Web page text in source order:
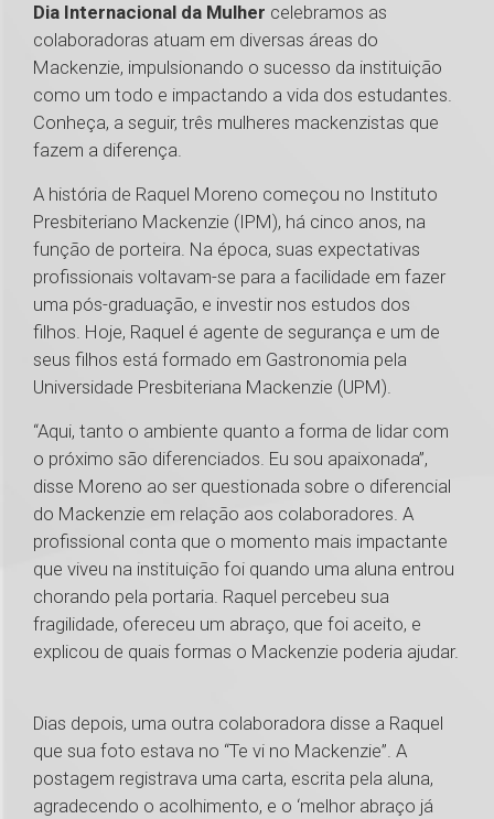
Dia Internacional da Mulher celebramos as
colaboradoras atuam em diversas áreas do
Mackenzie, impulsionando o sucesso da instituição
como um todo e impactando a vida dos estudantes.
Conheça, a seguir, três mulheres mackenzistas que
fazem a diferença.
A história de Raquel Moreno começou no Instituto
Presbiteriano Mackenzie (IPM), há cinco anos, na
função de porteira. Na época, suas expectativas
profissionais voltavam-se para a facilidade em fazer
uma pós-graduação, e investir nos estudos dos
filhos. Hoje, Raquel é agente de segurança e um de
seus filhos está formado em Gastronomia pela
Universidade Presbiteriana Mackenzie (UPM).
“Aqui, tanto o ambiente quanto a forma de lidar com
o próximo são diferenciados. Eu sou apaixonada”,
disse Moreno ao ser questionada sobre o diferencial
do Mackenzie em relação aos colaboradores. A
profissional conta que o momento mais impactante
que viveu na instituição foi quando uma aluna entrou
chorando pela portaria. Raquel percebeu sua
fragilidade, ofereceu um abraço, que foi aceito, e
explicou de quais formas o Mackenzie poderia ajudar.
Dias depois, uma outra colaboradora disse a Raquel
que sua foto estava no “Te vi no Mackenzie”. A
postagem registrava uma carta, escrita pela aluna,
agradecendo o acolhimento, e o ‘melhor abraço já